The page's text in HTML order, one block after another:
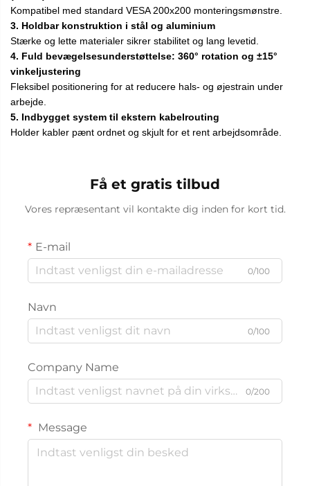
Kompatibel med standard VESA 200x200 monteringsmønstre.
3. Holdbar konstruktion i stål og aluminium
Stærke og lette materialer sikrer stabilitet og lang levetid.
4. Fuld bevægelsesunderstøttelse: 360° rotation og ±15°
vinkeljustering
Fleksibel positionering for at reducere hals- og øjestrain under
arbejde.
5. Indbygget system til ekstern kabelrouting
Holder kabler pænt ordnet og skjult for et rent arbejdsområde.
Få et gratis tilbud
Vores repræsentant vil kontakte dig inden for kort tid.
E-mail
0/100
Navn
0/100
Company Name
0/200
Message